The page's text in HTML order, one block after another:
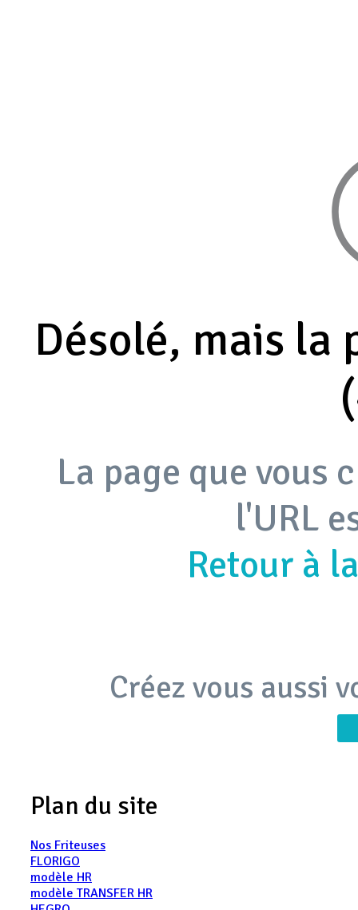
Désolé, mais la
La page que vous
l'URL
Retour à
Créez vous aussi
Plan du site
Nos Friteuses
FLORIGO
modèle HR
modèle TRANSFER HR